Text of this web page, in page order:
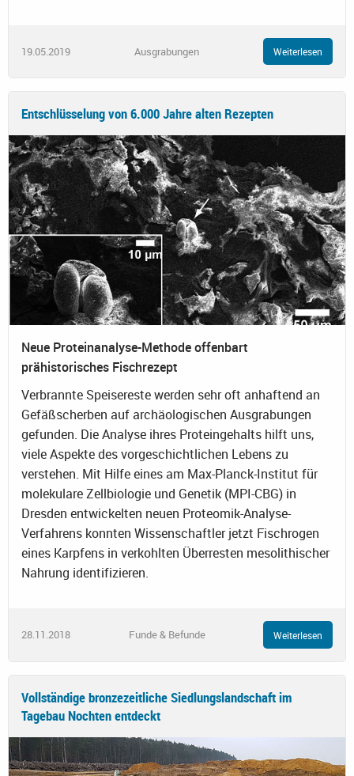
19.05.2019 Ausgrabungen Weiterlesen
Entschlüsselung von 6.000 Jahre alten Rezepten
Neue Proteinanalyse-Methode offenbart
prähistorisches Fischrezept
Verbrannte Speisereste werden sehr oft anhaftend an
Gefäßscherben auf archäologischen Ausgrabungen
gefunden. Die Analyse ihres Proteingehalts hilft uns,
viele Aspekte des vorgeschichtlichen Lebens zu
verstehen. Mit Hilfe eines am Max-Planck-Institut für
molekulare Zellbiologie und Genetik (MPI-CBG) in
Dresden entwickelten neuen Proteomik-Analyse-
Verfahrens konnten Wissenschaftler jetzt Fischrogen
eines Karpfens in verkohlten Überresten mesolithischer
Nahrung identifizieren.
28.11.2018 Funde & Befunde Weiterlesen
Vollständige bronzezeitliche Siedlungslandschaft im
Tagebau Nochten entdeckt